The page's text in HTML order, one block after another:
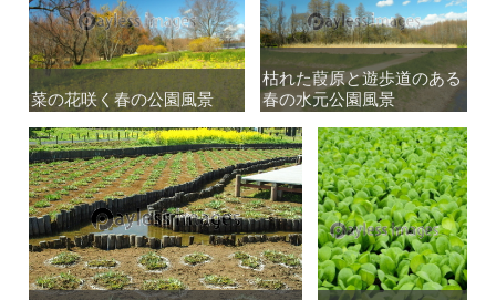
菜の花咲く春の公園風景
菜の花咲く春の公園風景
枯れた葭原と遊歩道のある
春の水元公園風景
枯れた葭原と遊歩道のある
春の水元公園風景